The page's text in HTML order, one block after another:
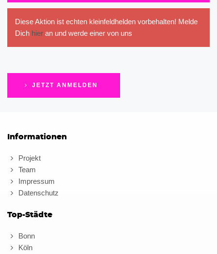
Diese Aktion ist echten kleinfeldhelden vorbehalten! Melde
Dich hier an und werde einer von uns
JETZT ANMELDEN
Informationen
Projekt
Team
Impressum
Datenschutz
Top-Städte
Bonn
Köln